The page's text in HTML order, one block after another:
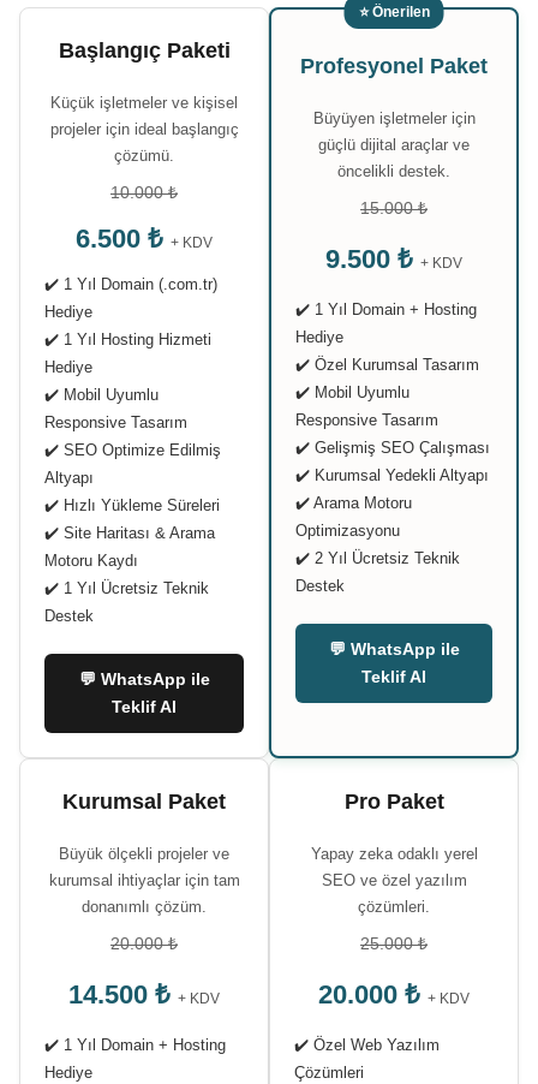
Başlangıç Paketi
Küçük işletmeler ve kişisel
projeler için ideal başlangıç
çözümü.
10.000 ₺
6.500 ₺ + KDV
✔️ 1 Yıl Domain (.com.tr)
Hediye
✔️ 1 Yıl Hosting Hizmeti
Hediye
✔️ Mobil Uyumlu
Responsive Tasarım
✔️ SEO Optimize Edilmiş
Altyapı
✔️ Hızlı Yükleme Süreleri
✔️ Site Haritası & Arama
Motoru Kaydı
✔️ 1 Yıl Ücretsiz Teknik
Destek
💬 WhatsApp ile
Teklif Al
⭐ Önerilen
Profesyonel Paket
Büyüyen işletmeler için
güçlü dijital araçlar ve
öncelikli destek.
15.000 ₺
9.500 ₺ + KDV
✔️ 1 Yıl Domain + Hosting
Hediye
✔️ Özel Kurumsal Tasarım
✔️ Mobil Uyumlu
Responsive Tasarım
✔️ Gelişmiş SEO Çalışması
✔️ Kurumsal Yedekli Altyapı
✔️ Arama Motoru
Optimizasyonu
✔️ 2 Yıl Ücretsiz Teknik
Destek
💬 WhatsApp ile
Teklif Al
Kurumsal Paket
Büyük ölçekli projeler ve
kurumsal ihtiyaçlar için tam
donanımlı çözüm.
20.000 ₺
14.500 ₺ + KDV
✔️ 1 Yıl Domain + Hosting
Hediye
Pro Paket
Yapay zeka odaklı yerel
SEO ve özel yazılım
çözümleri.
25.000 ₺
20.000 ₺ + KDV
✔️ Özel Web Yazılım
Çözümleri